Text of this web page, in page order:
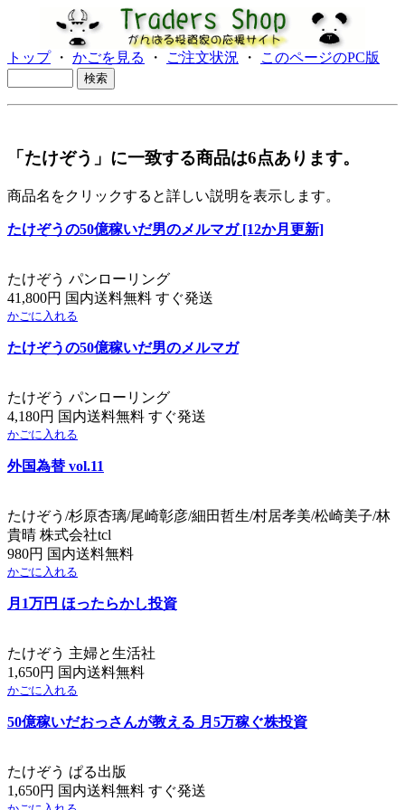
トップ・ かごを見る ・ ご注文状況 ・ このページのPC版
「たけぞう」に一致する商品は6点あります。
商品名をクリックすると詳しい説明を表示します。
たけぞうの50億稼いだ男のメルマガ [12か月更新]
たけぞう パンローリング
41,800円 国内送料無料 すぐ発送
かごに入れる
たけぞうの50億稼いだ男のメルマガ
たけぞう パンローリング
4,180円 国内送料無料 すぐ発送
かごに入れる
外国為替 vol.11
たけぞう/杉原杏璃/尾崎彰彦/細田哲生/村居孝美/松崎美子/林
貴晴 株式会社tcl
980円 国内送料無料
かごに入れる
月1万円 ほったらかし投資
たけぞう 主婦と生活社
1,650円 国内送料無料
かごに入れる
50億稼いだおっさんが教える 月5万稼ぐ株投資
たけぞう ぱる出版
1,650円 国内送料無料 すぐ発送